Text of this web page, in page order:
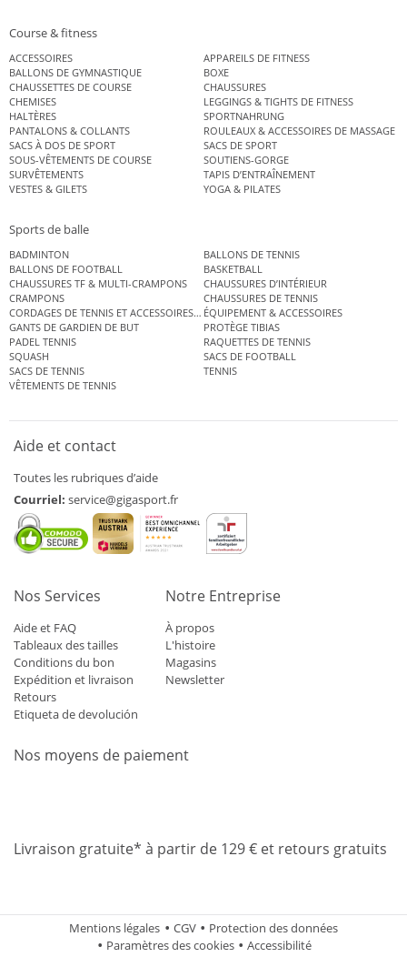
Course & fitness
ACCESSOIRES
APPAREILS DE FITNESS
BALLONS DE GYMNASTIQUE
BOXE
CHAUSSETTES DE COURSE
CHAUSSURES
CHEMISES
LEGGINGS & TIGHTS DE FITNESS
HALTÈRES
SPORTNAHRUNG
PANTALONS & COLLANTS
ROULEAUX & ACCESSOIRES DE MASSAGE
SACS À DOS DE SPORT
SACS DE SPORT
SOUS-VÊTEMENTS DE COURSE
SOUTIENS-GORGE
SURVÊTEMENTS
TAPIS D’ENTRAÎNEMENT
VESTES & GILETS
YOGA & PILATES
Sports de balle
BADMINTON
BALLONS DE TENNIS
BALLONS DE FOOTBALL
BASKETBALL
CHAUSSURES TF & MULTI-CRAMPONS
CHAUSSURES D’INTÉRIEUR
CRAMPONS
CHAUSSURES DE TENNIS
CORDAGES DE TENNIS ET ACCESSOIRES DE TENNISÉQUIPEMENT & ACCESSOIRES
GANTS DE GARDIEN DE BUT
PROTÈGE TIBIAS
PADEL TENNIS
RAQUETTES DE TENNIS
SQUASH
SACS DE FOOTBALL
SACS DE TENNIS
TENNIS
VÊTEMENTS DE TENNIS
Aide et contact
Toutes les rubriques d’aide
Courriel: service@gigasport.fr
Nos Services
Aide et FAQ
Tableaux des tailles
Conditions du bon
Expédition et livraison
Retours
Etiqueta de devolución
Notre Entreprise
À propos
L'histoire
Magasins
Newsletter
Nos moyens de paiement
Livraison gratuite* à partir de 129 € et retours gratuits
Mentions légales CGV
Protection des données
Paramètres des cookies
Accessibilité